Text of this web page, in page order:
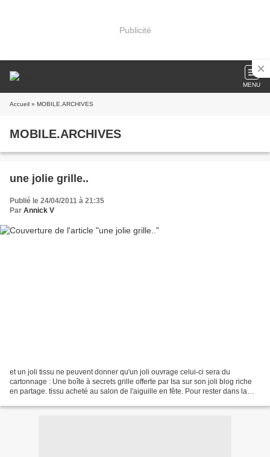
Publicité
MENU
Accueil » MOBILE.ARCHIVES
MOBILE.ARCHIVES
une jolie grille..
Publié le 24/04/2011 à 21:35
Par Annick V
et un joli tissu ne peuvent donner qu'un joli ouvrage celui-ci sera du
cartonnage : Une boîte à secrets grille offerte par Isa sur son joli blog riche
en partage. tissu acheté au salon de l'aiguille en fête. Pour rester dans la